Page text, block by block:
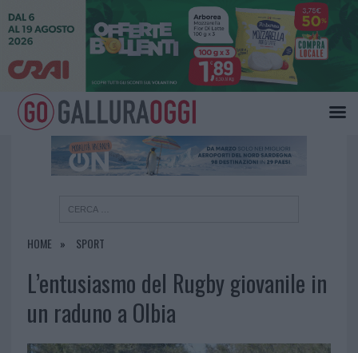
HOME SPORT
L’entusiasmo del Rugby giovanile in
un raduno a Olbia
×